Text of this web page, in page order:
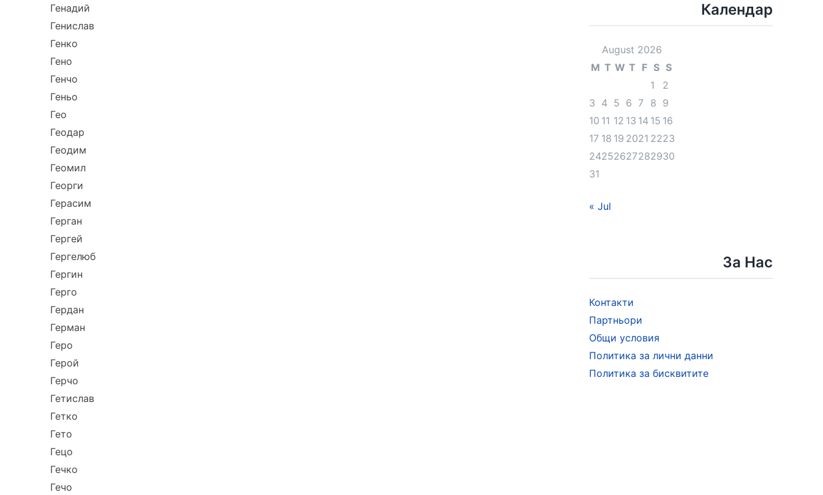
Генадий
Генислав
Генко
Гено
Генчо
Геньо
Гео
Геодар
Геодим
Геомил
Георги
Герасим
Герган
Гергей
Гергелюб
Гергин
Герго
Гердан
Герман
Геро
Герой
Герчо
Гетислав
Гетко
Гето
Гецо
Гечко
Гечо
Календар
August 2026
M T W T F S S
1
2
3 4 5 6 7 8 9
10 11 12 13 14 15 16
17 18 19 2021 2223
24252627282930
31
« Jul
За Нас
Контакти
Партньори
Общи условия
Политика за лични данни
Политика за бисквитите